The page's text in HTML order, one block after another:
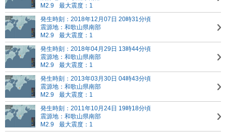
M2.9
最大震度：1
発生時刻：2018年12月07日 20時31分頃
震源地：和歌山県南部
M2.9
最大震度：1
発生時刻：2018年04月29日 13時44分頃
震源地：和歌山県南部
M2.9
最大震度：1
発生時刻：2013年03月30日 04時43分頃
震源地：和歌山県南部
M2.9
最大震度：1
発生時刻：2011年10月24日 19時18分頃
震源地：和歌山県南部
M2.9
最大震度：1